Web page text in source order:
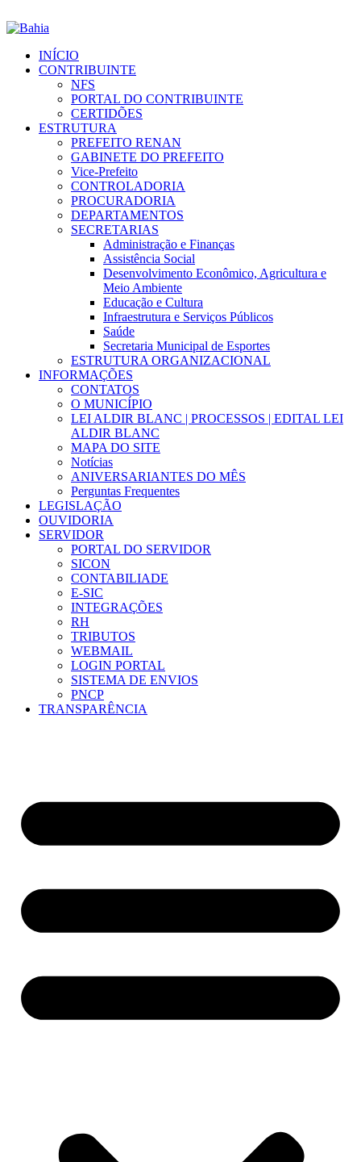
INÍCIO
CONTRIBUINTE
NFS
PORTAL DO CONTRIBUINTE
CERTIDÕES
ESTRUTURA
PREFEITO RENAN
GABINETE DO PREFEITO
Vice-Prefeito
CONTROLADORIA
PROCURADORIA
DEPARTAMENTOS
SECRETARIAS
Administração e Finanças
Assistência Social
Desenvolvimento Econômico, Agricultura e
Meio Ambiente
Educação e Cultura
Infraestrutura e Serviços Públicos
Saúde
Secretaria Municipal de Esportes
ESTRUTURA ORGANIZACIONAL
INFORMAÇÕES
CONTATOS
O MUNICÍPIO
LEI ALDIR BLANC | PROCESSOS | EDITAL LEI
ALDIR BLANC
MAPA DO SITE
Notícias
ANIVERSARIANTES DO MÊS
Perguntas Frequentes
LEGISLAÇÃO
OUVIDORIA
SERVIDOR
PORTAL DO SERVIDOR
SICON
CONTABILIADE
E-SIC
INTEGRAÇÕES
RH
TRIBUTOS
WEBMAIL
LOGIN PORTAL
SISTEMA DE ENVIOS
PNCP
TRANSPARÊNCIA